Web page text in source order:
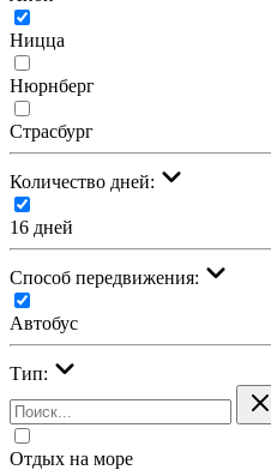
Ницца
Нюрнберг
Страсбург
Количество дней:
16 дней
Cпособ передвижения:
Автобус
Тип:
Отдых на море